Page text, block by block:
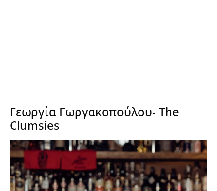
Γεωργία Γωργακοπούλου- The
Clumsies